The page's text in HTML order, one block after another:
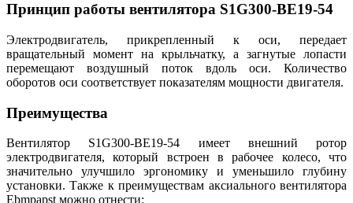
Принцип работы вентилятора S1G300-BE19-54
Электродвигатель, прикрепленный к оси, передает
вращательный момент на крыльчатку, а загнутые лопасти
перемещают воздушный поток вдоль оси. Количество
оборотов оси соответствует показателям мощности двигателя.
Преимущества
Вентилятор S1G300-BE19-54 имеет внешний ротор
электродвигателя, который встроен в рабочее колесо, что
значительно улучшило эргономику и уменьшило глубину
установки. Также к преимуществам аксиального вентилятора
Ebmpapst можно отнести: